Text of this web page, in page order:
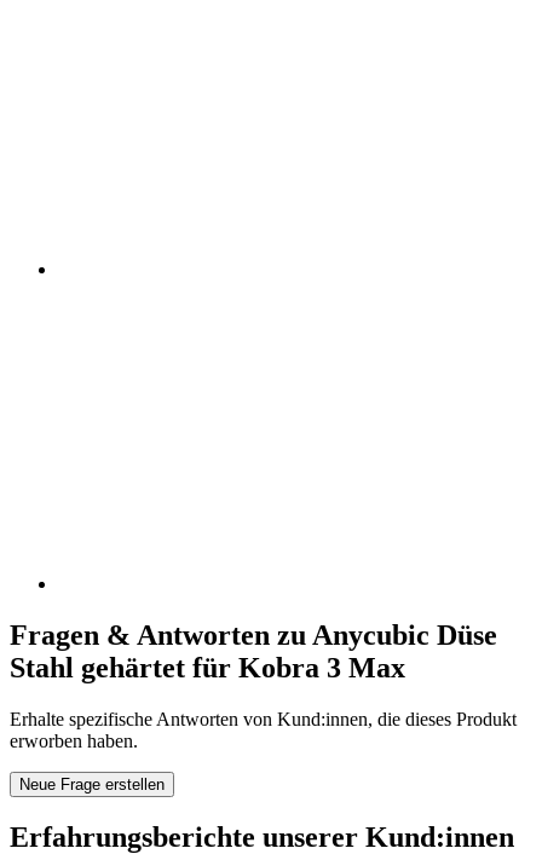
Fragen & Antworten zu Anycubic Düse
Stahl gehärtet für Kobra 3 Max
Erhalte spezifische Antworten von Kund:innen, die dieses Produkt
erworben haben.
Neue Frage erstellen
Erfahrungsberichte unserer Kund:innen